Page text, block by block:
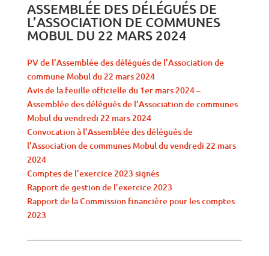
ASSEMBLÉE DES DÉLÉGUÉS DE
L’ASSOCIATION DE COMMUNES
MOBUL DU 22 MARS 2024
PV de l’Assemblée des délégués de l’Association de
commune Mobul du 22 mars 2024
Avis de la feuille officielle du 1er mars 2024 –
Assemblée des délégués de l’Association de communes
Mobul du vendredi 22 mars 2024
Convocation à l’Assemblée des délégués de
l’Association de communes Mobul du vendredi 22 mars
2024
Comptes de l’exercice 2023 signés
Rapport de gestion de l’exercice 2023
Rapport de la Commission financière pour les comptes
2023